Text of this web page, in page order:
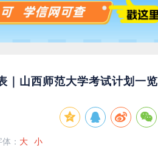
｜山西师范大学考试计划一览
： 大 小